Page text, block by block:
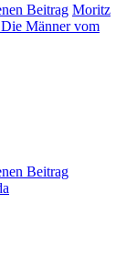
Moritz
Männer vom